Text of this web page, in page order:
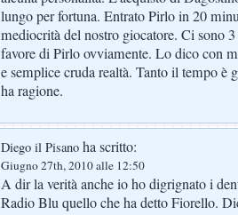
lungo per fortuna. Entrato Pirlo in 20
mediocrità del nostro giocatore. Ci sono
favore di Pirlo ovviamente. Lo dico con
e semplice cruda realtà. Tanto il tempo è
ha ragione.
Diego il Pisano ha scritto:
Giugno 27th, 2010 alle 12:50
A dir la verità anche io ho digrignato i
Radio Blu quello che ha detto Fiorello.